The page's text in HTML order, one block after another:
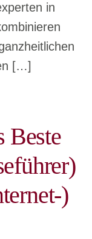
in
[…]
Beste
)